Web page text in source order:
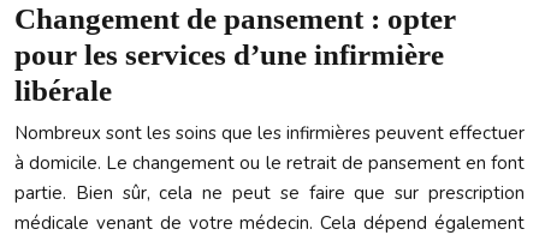
Changement de pansement : opter
pour les services d’une infirmière
libérale
Nombreux sont les soins que les infirmières peuvent effectuer
à domicile. Le changement ou le retrait de pansement en font
partie. Bien sûr, cela ne peut se faire que sur prescription
médicale venant de votre médecin. Cela dépend également